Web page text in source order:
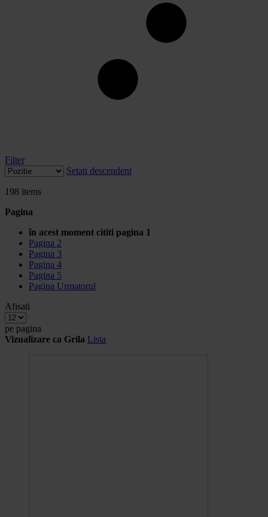
Filter
Setati descendent
198 items
Pagina
în acest moment cititi pagina 1
Pagina 2
Pagina 3
Pagina 4
Pagina 5
Pagina Urmatorul
Afisati
pe pagina
Vizualizare ca Grila Lista